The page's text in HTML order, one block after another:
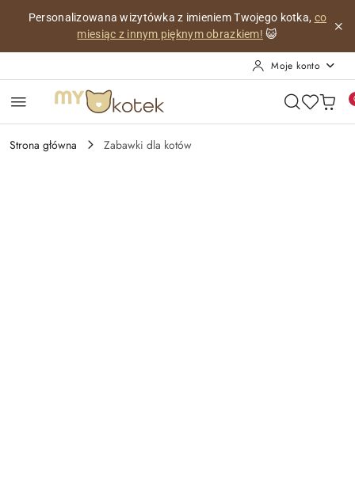
Przejdź do treści głównej
Przejdź do wyszukiwarki
Przejdź do moje konto
Przejdź do menu głównego
Przejdź do opisu produktu
Przejdź do stopki
Personalizowana wizytówka z imieniem Twojego kotka, co
miesiąc z innym pięknym obrazkiem! 😺
Moje konto
Strona główna Zabawki dla kotów